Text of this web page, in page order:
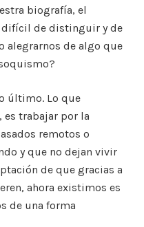
biografía, el
difícil de distinguir y de
alegrarnos de algo que
último. Lo que
es trabajar por la
remotos o
y que no dejan vivir
de que gracias a
ahora existimos es
de una forma